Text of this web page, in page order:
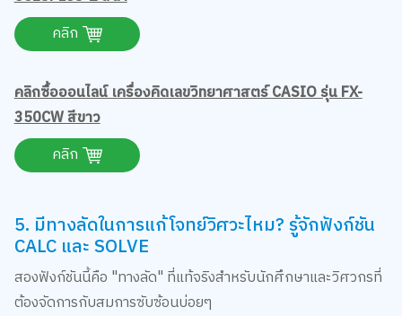
คลิก
350CW สีขาว
คลิก
CALC และ SOLVE
สองฟังก์ชันนี้คือ "ทางลัด" ที่แท้จริงสำหรับนักศึกษาและวิศวกรที่
ต้องจัดการกับสมการซับซ้อนบ่อยๆ